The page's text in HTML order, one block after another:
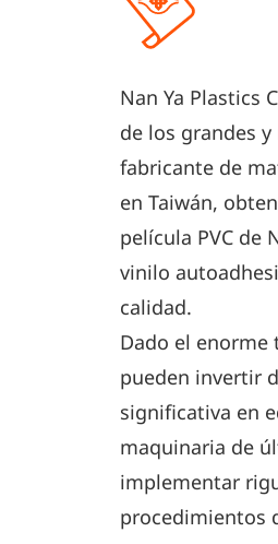
Nan Ya Plastics
de los grandes
fabricante de
en Taiwán,
película PVC de
vinilo
calidad.
Dado el enorme
pueden invertir
significativa en
maquinaria de
implementar
procedimientos